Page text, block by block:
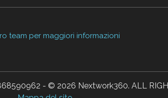
team per maggiori informazioni
- © 2026 Nextwork360. ALL